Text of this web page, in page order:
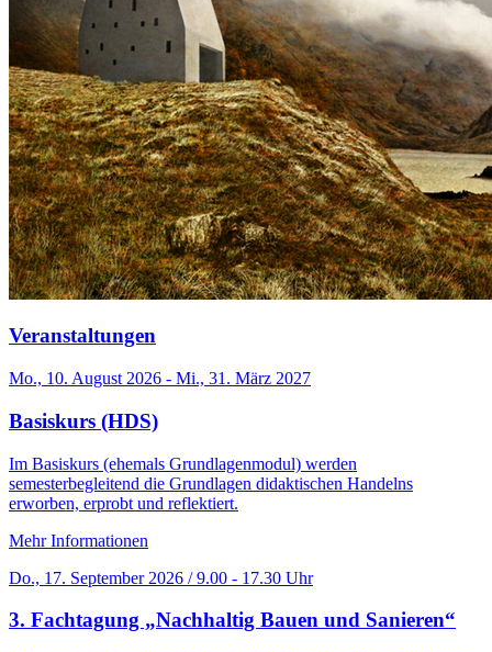
Veranstaltungen
Mo., 10. August 2026 - Mi., 31. März 2027
Basiskurs (HDS)
Im Basiskurs (ehemals Grundlagenmodul) werden
semesterbegleitend die Grundlagen didaktischen Handelns
erworben, erprobt und reflektiert.
Mehr Informationen
Do., 17. September 2026 / 9.00 - 17.30 Uhr
3. Fachtagung „Nachhaltig Bauen und Sanieren“